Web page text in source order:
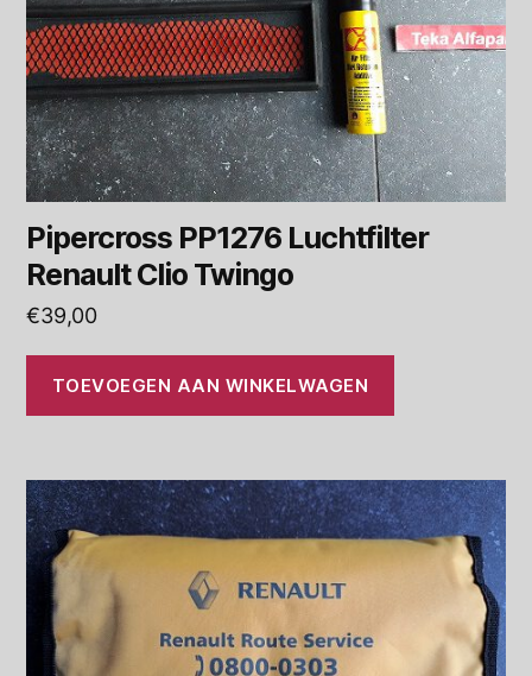
Pipercross PP1276 Luchtfilter
Renault Clio Twingo
€39,00
TOEVOEGEN AAN WINKELWAGEN